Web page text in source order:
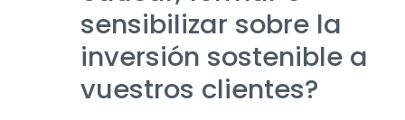
sensibilizar sobre la
inversión sostenible a
vuestros clientes?